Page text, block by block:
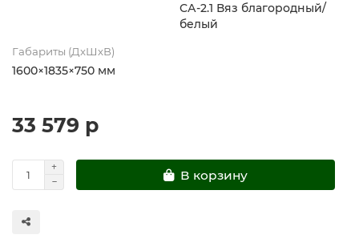
СА-2.1 Вяз благородный/
белый
Габариты (ДхШхВ)
1600×1835×750 мм
33 579 р
В корзину